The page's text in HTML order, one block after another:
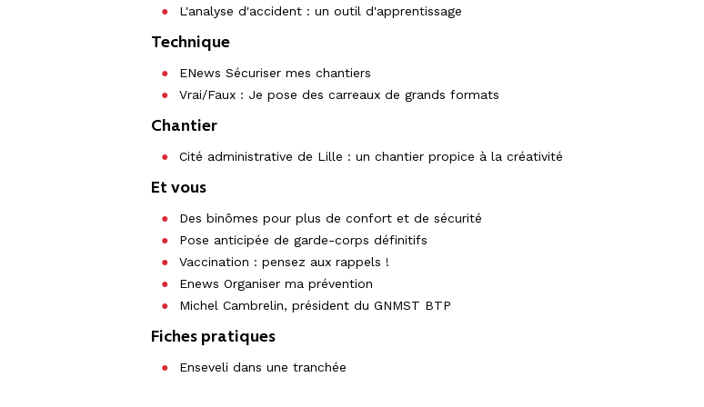
L'analyse d'accident : un outil d'apprentissage
Technique
ENews Sécuriser mes chantiers
Vrai/Faux : Je pose des carreaux de grands formats
Chantier
Cité administrative de Lille : un chantier propice à la créativité
Et vous
Des binômes pour plus de confort et de sécurité
Pose anticipée de garde-corps définitifs
Vaccination : pensez aux rappels !
Enews Organiser ma prévention
Michel Cambrelin, président du GNMST BTP
Fiches pratiques
Enseveli dans une tranchée